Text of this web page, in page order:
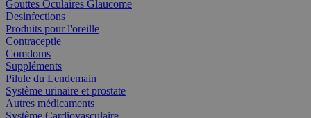
Gouttes Oculaires Glaucome
Desinfections
Produits pour l'oreille
Contraceptie
Comdoms
Suppléments
Pilule du Lendemain
Système urinaire et prostate
Autres médicaments